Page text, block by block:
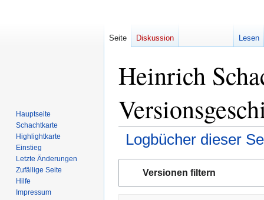
Heinrich
Logbücher dieser
NavigationVersionen filtern
Seite Diskussion Lesen
Hauptseite
Schachtkarte
Highlightkarte
Einstieg
Letzte Änderungen
Zufällige Seite
Hilfe
Impressum